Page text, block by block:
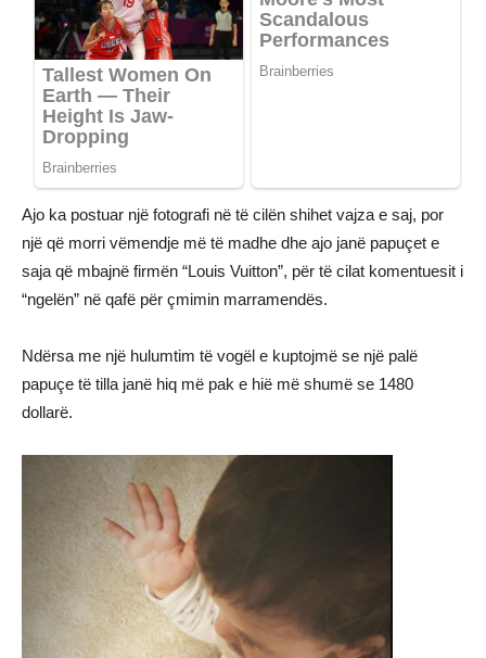
Ajo ka postuar një fotografi në të cilën shihet vajza e saj, por
një që morri vëmendje më të madhe dhe ajo janë papuçet e
saja që mbajnë firmën “Louis Vuitton”, për të cilat komentuesit i
“ngelën” në qafë për çmimin marramendës.
Ndërsa me një hulumtim të vogël e kuptojmë se një palë
papuçe të tilla janë hiq më pak e hië më shumë se 1480
dollarë.